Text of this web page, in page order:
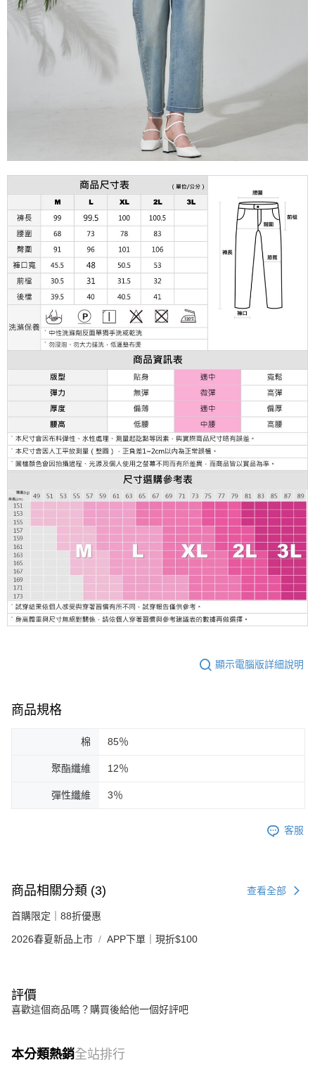
顯示電腦版詳細說明
商品規格
棉 85％
聚酯纖維 12％
彈性纖維 3％
客服
商品相關分類 (3) 查看全部
首購限定｜88折優惠
2026春夏新品上市 APP下單｜現折$100
評價
喜歡這個商品嗎？購買後給他一個好評吧
本分類熱銷全站排行